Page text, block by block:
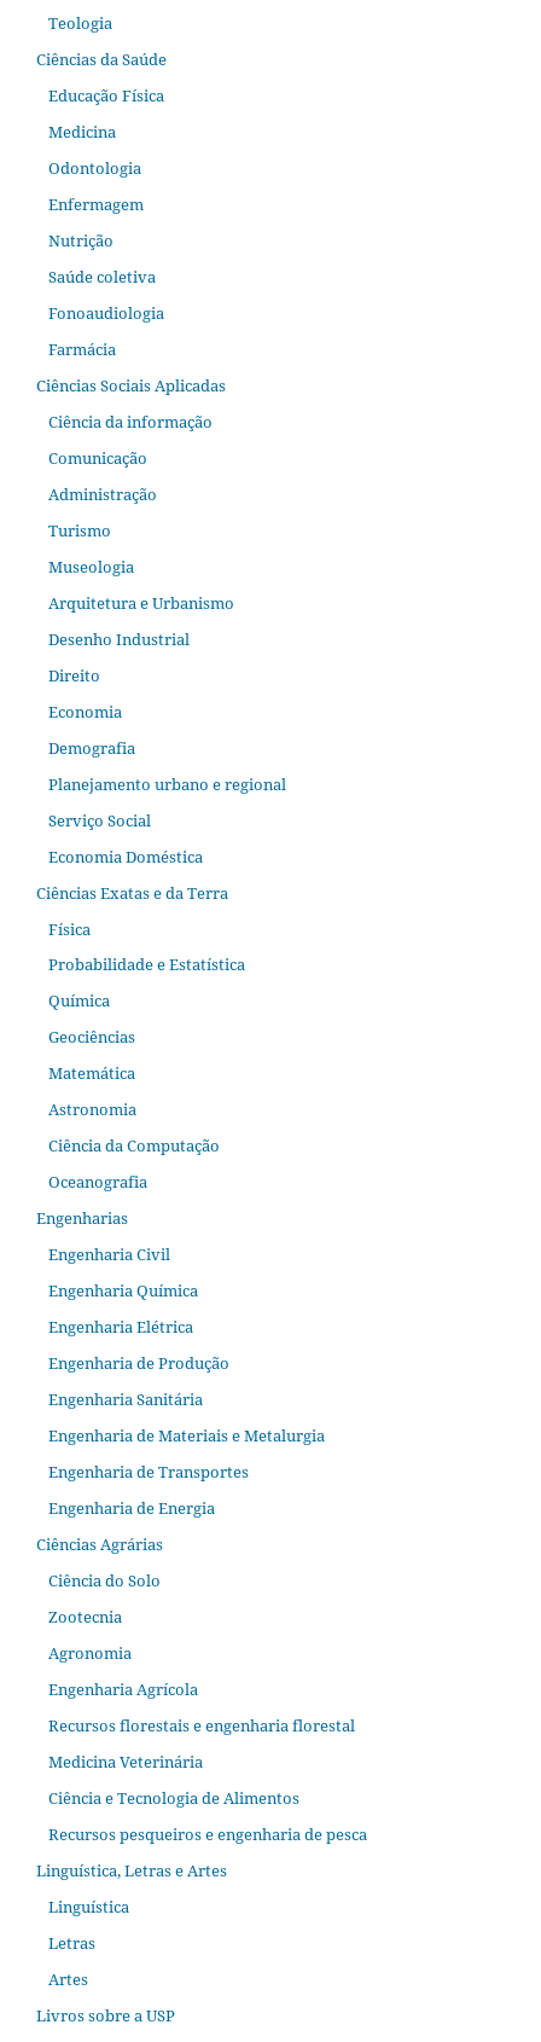
Teologia
Ciências da Saúde
Educação Física
Medicina
Odontologia
Enfermagem
Nutrição
Saúde coletiva
Fonoaudiologia
Farmácia
Ciências Sociais Aplicadas
Ciência da informação
Comunicação
Administração
Turismo
Museologia
Arquitetura e Urbanismo
Desenho Industrial
Direito
Economia
Demografia
Planejamento urbano e regional
Serviço Social
Economia Doméstica
Ciências Exatas e da Terra
Física
Probabilidade e Estatística
Química
Geociências
Matemática
Astronomia
Ciência da Computação
Oceanografia
Engenharias
Engenharia Civil
Engenharia Química
Engenharia Elétrica
Engenharia de Produção
Engenharia Sanitária
Engenharia de Materiais e Metalurgia
Engenharia de Transportes
Engenharia de Energia
Ciências Agrárias
Ciência do Solo
Zootecnia
Agronomia
Engenharia Agrícola
Recursos florestais e engenharia florestal
Medicina Veterinária
Ciência e Tecnologia de Alimentos
Recursos pesqueiros e engenharia de pesca
Linguística, Letras e Artes
Linguística
Letras
Artes
Livros sobre a USP